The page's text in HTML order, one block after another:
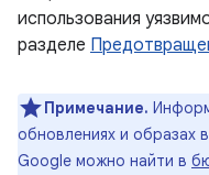
использования
разделе
Примечание.
обновлениях и образах
Google можно найти в